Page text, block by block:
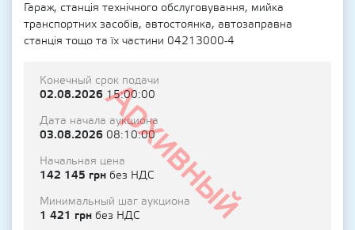
Гараж, станція технічного обслуговування, мийка
транспортних засобів, автостоянка, автозаправна
станція тощо та їх частини 04213000-4
Архивный
Конечный срок подачи
02.08.202615:00:00
Дата начала аукциона
03.08.2026 08:10:00
Начальная цена
142 145 грн без НДС
Минимальный шаг аукциона
1 421 грн без НДС